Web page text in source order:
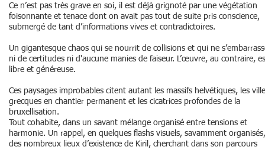
Ce n’est pas très grave en soi, il est déjà grignoté par une végétation
foisonnante et tenace dont on avait pas tout de suite pris conscience,
submergé de tant d’informations vives et contradictoires.
Un gigantesque chaos qui se nourrit de collisions et qui ne
ni de certitudes ni d'aucune manies de faiseur. L’œuvre, au contraire,
libre et généreuse.
Ces paysages improbables citent autant les massifs helvétiques, les
grecques en chantier permanent et les cicatrices profondes de la
bruxellisation.
Tout cohabite, dans un savant mélange organisé entre tensions et
harmonie. Un rappel, en quelques flashs visuels, savamment organisés,
des nombreux lieux d’existence de Kiril, cherchant dans son parcours